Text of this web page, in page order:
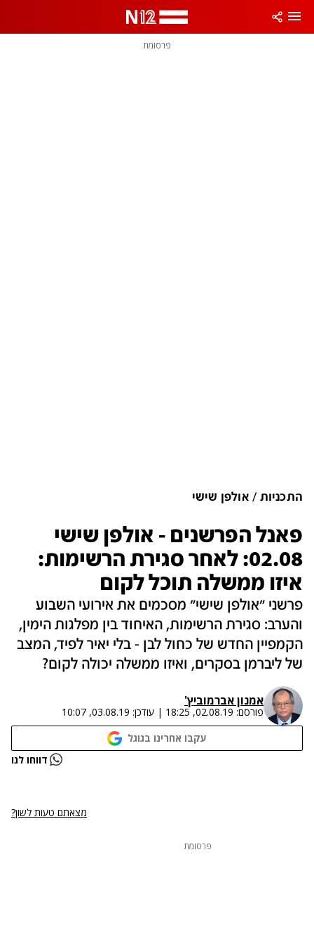
פרסומת
התכניות אולפן שישי
פאנל הפרשנים - אולפן שישי
02.08: לאחר סגירת הרשימות:
איזו ממשלה תוכל לקום
פרשני "אולפן שישי" מסכמים את אירועי השבוע
והערב: סגירת הרשימות, האיחוד בין מפלגות הימין,
הקמפיין החדש של כחול לבן - בלי יאיר לפיד, המצב
של ליברמן בסקרים, ואיזו ממשלה יכולה לקום?
אמנון אברמוביץ'
פורסם: 02.08.19, 18:25
| עודכן: 03.08.19, 10:07
עקבו אחרינו בגוגל
נתקלנו בבעיה דווחו לנו
מצאתם טעות לשון?
פרסומת